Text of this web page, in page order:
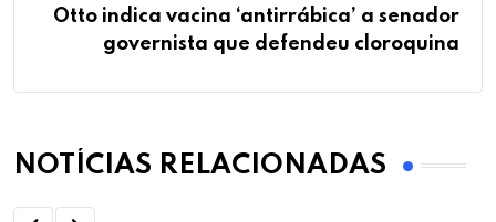
Otto indica vacina ‘antirrábica’ a senador
governista que defendeu cloroquina
NOTÍCIAS RELACIONADAS